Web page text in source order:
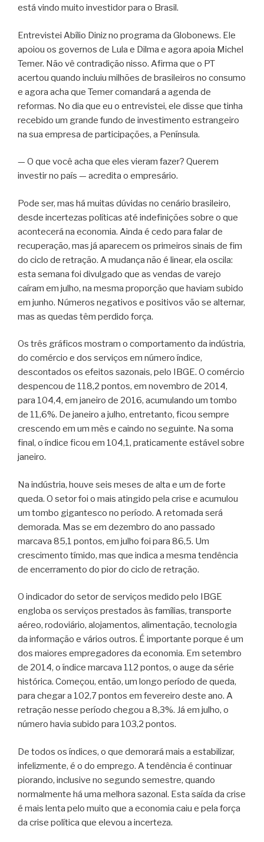
está vindo muito investidor para o Brasil.
Entrevistei Abílio Diniz no programa da Globonews. Ele
apoiou os governos de Lula e Dilma e agora apoia Michel
Temer. Não vê contradição nisso. Afirma que o PT
acertou quando incluiu milhões de brasileiros no consumo
e agora acha que Temer comandará a agenda de
reformas. No dia que eu o entrevistei, ele disse que tinha
recebido um grande fundo de investimento estrangeiro
na sua empresa de participações, a Península.
— O que você acha que eles vieram fazer? Querem
investir no país — acredita o empresário.
Pode ser, mas há muitas dúvidas no cenário brasileiro,
desde incertezas políticas até indefinições sobre o que
acontecerá na economia. Ainda é cedo para falar de
recuperação, mas já aparecem os primeiros sinais de fim
do ciclo de retração. A mudança não é linear, ela oscila:
esta semana foi divulgado que as vendas de varejo
caíram em julho, na mesma proporção que haviam subido
em junho. Números negativos e positivos vão se alternar,
mas as quedas têm perdido força.
Os três gráficos mostram o comportamento da indústria,
do comércio e dos serviços em número índice,
descontados os efeitos sazonais, pelo IBGE. O comércio
despencou de 118,2 pontos, em novembro de 2014,
para 104,4, em janeiro de 2016, acumulando um tombo
de 11,6%. De janeiro a julho, entretanto, ficou sempre
crescendo em um mês e caindo no seguinte. Na soma
final, o índice ficou em 104,1, praticamente estável sobre
janeiro.
Na indústria, houve seis meses de alta e um de forte
queda. O setor foi o mais atingido pela crise e acumulou
um tombo gigantesco no período. A retomada será
demorada. Mas se em dezembro do ano passado
marcava 85,1 pontos, em julho foi para 86,5. Um
crescimento tímido, mas que indica a mesma tendência
de encerramento do pior do ciclo de retração.
O indicador do setor de serviços medido pelo IBGE
engloba os serviços prestados às famílias, transporte
aéreo, rodoviário, alojamentos, alimentação, tecnologia
da informação e vários outros. É importante porque é um
dos maiores empregadores da economia. Em setembro
de 2014, o índice marcava 112 pontos, o auge da série
histórica. Começou, então, um longo período de queda,
para chegar a 102,7 pontos em fevereiro deste ano. A
retração nesse período chegou a 8,3%. Já em julho, o
número havia subido para 103,2 pontos.
De todos os índices, o que demorará mais a estabilizar,
infelizmente, é o do emprego. A tendência é continuar
piorando, inclusive no segundo semestre, quando
normalmente há uma melhora sazonal. Esta saída da crise
é mais lenta pelo muito que a economia caiu e pela força
da crise política que elevou a incerteza.